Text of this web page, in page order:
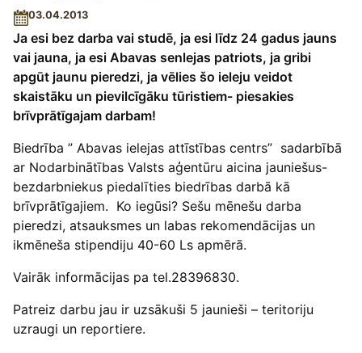
03.04.2013
Ja esi bez darba vai studē, ja esi līdz 24 gadus jauns
vai jauna, ja esi Abavas senlejas patriots, ja gribi
apgūt jaunu pieredzi, ja vēlies šo ieleju veidot
skaistāku un pievilcīgāku tūristiem- piesakies
brīvprātīgajam darbam!
Biedrība ” Abavas ielejas attīstības centrs” sadarbībā
ar Nodarbinātības Valsts aģentūru aicina jauniešus-
bezdarbniekus piedalīties biedrības darbā kā
brīvprātīgajiem. Ko iegūsi? Sešu mēnešu darba
pieredzi, atsauksmes un labas rekomendācijas un
ikmēneša stipendiju 40-60 Ls apmērā.
Vairāk informācijas pa tel.28396830.
Patreiz darbu jau ir uzsākuši 5 jaunieši – teritoriju
uzraugi un reportiere.